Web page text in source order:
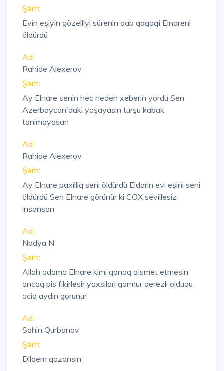
Şərh:
Evin eşiyin gözelliyi sürenin qab qagaqi Elnareni
öldürdü
Ad:
Rahide Alexerov
Şərh:
Ay Elnare senin hec neden xeberin yordu Sen
Azerbaycan'daki yaşayasın turşu kabak
tanimayasan
Ad:
Rahide Alexerov
Şərh:
Ay Elnare paxilliq seni öldürdü Eldarin evi eşini seni
öldürdü Sen Elnare görünür ki COX sevillesiz
insansan
Ad:
Nadya N
Şərh:
Allah adama Elnare kimi qonaq qismet etmesin
ancaq pis fikirlesir yaxsilari gormur qerezli olduqu
aciq aydin gorunur
Ad:
Sahin Qurbanov
Şərh:
Dilqem qazansın